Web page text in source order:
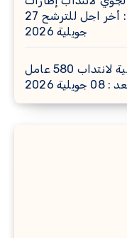
وأعوان في اختصاصات مختلفة : أخر اجل للترشح 27
جويلية 2026
وزارة التربية : فتح مناظرات مهنية لانتداب 580 عامل
2026